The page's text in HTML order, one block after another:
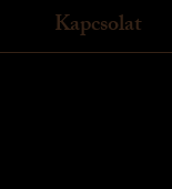
Kapcsolat